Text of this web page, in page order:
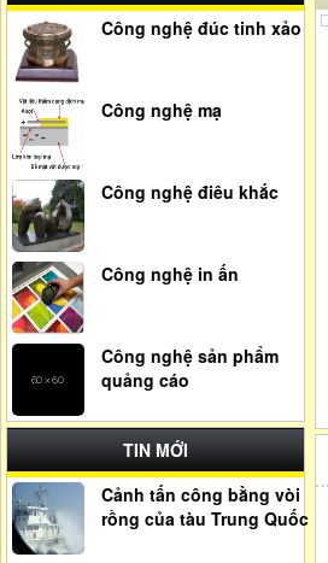
Công nghệ đúc tinh xảo
Công nghệ mạ
Công nghệ điêu khắc
Công nghệ in ấn
Công nghệ sản phẩm
quảng cáo
TIN MỚI
Cảnh tấn công bằng vòi
rồng của tàu Trung Quốc